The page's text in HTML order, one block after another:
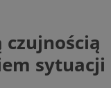
sytuacji